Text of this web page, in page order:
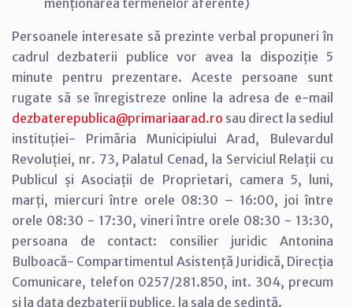
Persoanele interesate să prezinte verbal propuneri în
cadrul dezbaterii publice vor avea la dispoziție 5
minute pentru prezentare. Aceste persoane sunt
rugate să se înregistreze online la adresa de e-mail
dezbaterepublica@primariaarad.ro sau direct la sediul
instituției- Primăria Municipiului Arad, Bulevardul
Revoluției, nr. 73, Palatul Cenad, la Serviciul Relații cu
Publicul și Asociații de Proprietari, camera 5, luni,
marți, miercuri între orele 08:30 – 16:00, joi între
orele 08:30 - 17:30, vineri între orele 08:30 - 13:30,
persoana de contact: consilier juridic Antonina
Bulboacă- Compartimentul Asistență Juridică, Direcția
Comunicare, telefon 0257/281.850, int. 304, precum
și la data dezbaterii publice, la sala de ședință.